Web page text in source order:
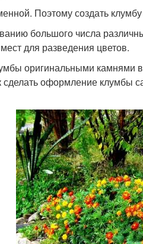
Поэтому создать
большого числа
для разведения цветов.
оригинальными камнями
сделать оформление клумбы